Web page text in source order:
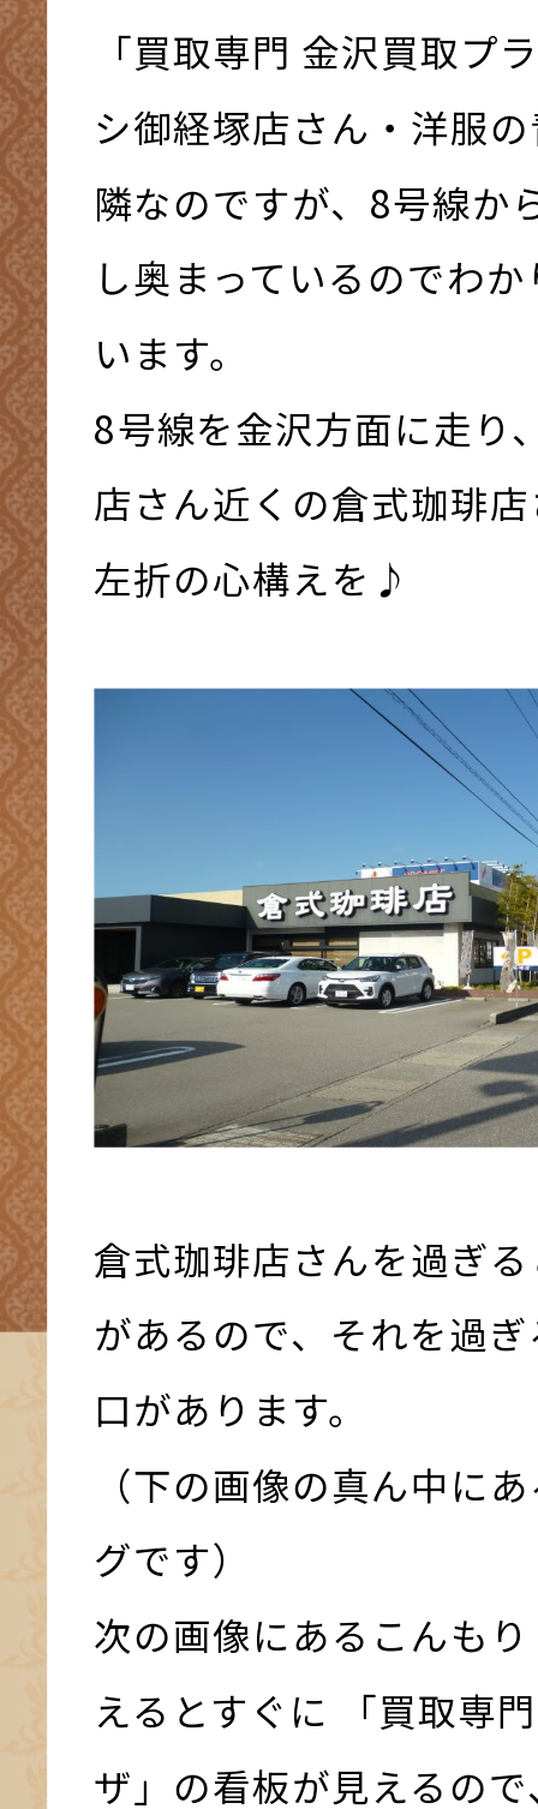
「買取専門 金沢買取プ
シ御経塚店さん・洋服
隣なのですが、8号線か
し奥まっているのでわ
います。
8号線を金沢方面に走り
店さん近くの倉式珈琲
左折の心構えを♪
倉式珈琲店さんを過ぎ
があるので、それを過
口があります。
（下の画像の真ん中に
グです）
次の画像にあるこんも
えるとすぐに 「買取専
ザ」の看板が見えるの